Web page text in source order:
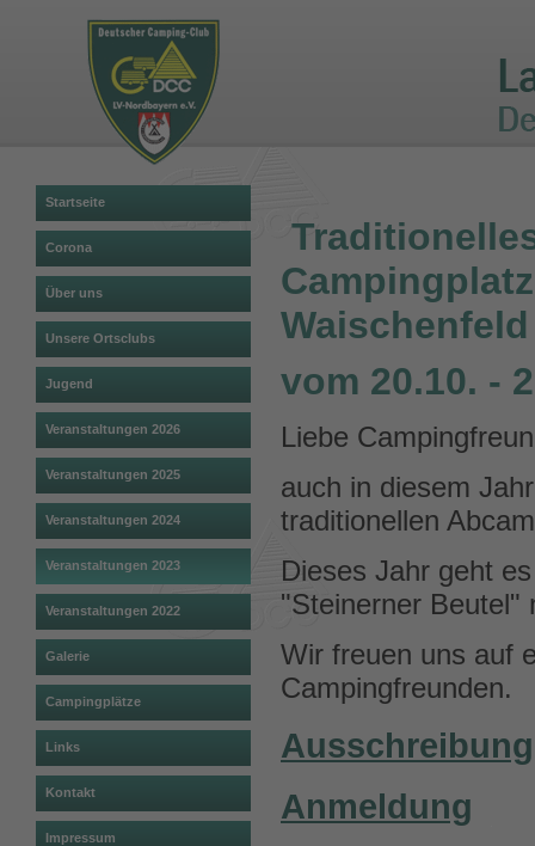
Startseite
Corona
Über uns
Unsere Ortsclubs
Jugend
Veranstaltungen 2026
Veranstaltungen 2025
Veranstaltungen 2024
Veranstaltungen 2023
Veranstaltungen 2022
Galerie
Campingplätze
Links
Kontakt
Impressum
Waischenfeld
vom 20.10. -
Liebe
auch in diesem
traditionellen
Dieses Jahr geht
"Steinerner Beutel"
Wir freuen uns auf
Campingfreunden.
Ausschreibung
Anmeldung